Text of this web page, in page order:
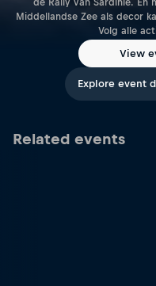
de Rally van Sardinië. En
Middellandse Zee als decor
Volg alle
View
Explore event
Related events